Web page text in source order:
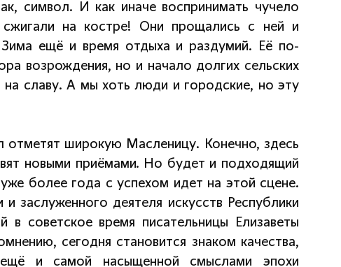
символ. И как иначе воспринимать чучело
на костре! Они прощались с ней и
ещё и время отдыха и раздумий. Её по-
возрождения, но и начало долгих сельских
славу. А мы хоть люди и городские, но эту
отметят широкую Масленицу. Конечно, здесь
новыми приёмами. Но будет и подходящий
более года с успехом идет на этой сцене.
заслуженного деятеля искусств Республики
советское время писательницы Елизаветы
сегодня становится знаком качества,
и самой насыщенной смыслами эпохи